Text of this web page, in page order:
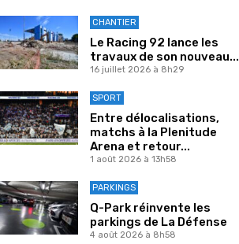
CHANTIER
Le Racing 92 lance les
travaux de son nouveau...
16 juillet 2026 à 8h29
SPORT
Entre délocalisations,
matchs à la Plenitude
Arena et retour...
1 août 2026 à 13h58
PARKINGS
Q-Park réinvente les
parkings de La Défense
4 août 2026 à 8h58